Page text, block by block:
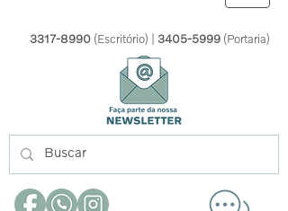
3317-8990 (Escritório) | 3405-5999(Portaria)